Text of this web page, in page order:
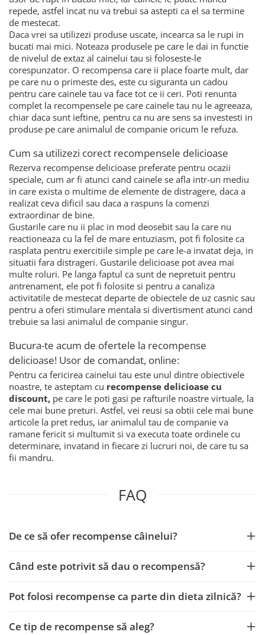
repede, astfel incat nu va trebui sa astepti ca el sa termine
de mestecat.
Daca vrei sa utilizezi produse uscate, incearca sa le rupi in
bucati mai mici. Noteaza produsele pe care le dai in functie
de nivelul de extaz al cainelui tau si foloseste-le
corespunzator. O recompensa care ii place foarte mult, dar
pe care nu o primeste des, este cu siguranta un cadou
pentru care cainele tau va face tot ce ii ceri. Poti renunta
complet la recompensele pe care cainele tau nu le agreeaza,
chiar daca sunt ieftine, pentru ca nu are sens sa investesti in
produse pe care animalul de companie oricum le refuza.
Cum sa utilizezi corect recompensele delicioase
Rezerva recompense delicioase preferate pentru ocazii
speciale, cum ar fi atunci cand cainele se afla intr-un mediu
in care exista o multime de elemente de distragere, daca a
realizat ceva dificil sau daca a raspuns la comenzi
extraordinar de bine.
Gustarile care nu ii plac in mod deosebit sau la care nu
reactioneaza cu la fel de mare entuziasm, pot fi folosite ca
rasplata pentru exercitiile simple pe care le-a invatat deja, in
situatii fara distrageri. Gustarile delicioase pot avea mai
multe roluri. Pe langa faptul ca sunt de nepretuit pentru
antrenament, ele pot fi folosite si pentru a canaliza
activitatile de mestecat departe de obiectele de uz casnic sau
pentru a oferi stimulare mentala si divertisment atunci cand
trebuie sa lasi animalul de companie singur.
Bucura-te acum de ofertele la recompense
delicioase! Usor de comandat, online:
Pentru ca fericirea cainelui tau este unul dintre obiectivele
noastre, te asteptam cu recompense delicioase cu
discount, pe care le poti gasi pe rafturile noastre virtuale, la
cele mai bune preturi. Astfel, vei reusi sa obtii cele mai bune
articole la pret redus, iar animalul tau de companie va
ramane fericit si multumit si va executa toate ordinele cu
determinare, invatand in fiecare zi lucruri noi, de care tu sa
fii mandru.
FAQ
De ce să ofer recompense câinelui?
Când este potrivit să dau o recompensă?
Pot folosi recompense ca parte din dieta zilnică?
Ce tip de recompense să aleg?